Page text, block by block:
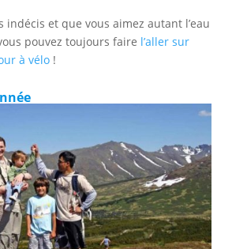
indécis et que vous aimez autant l’eau
pouvez toujours faire l’aller sur
à vélo!